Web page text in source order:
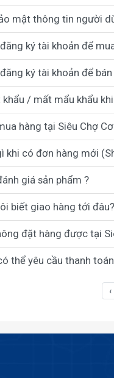
mật thông tin người
ký tài khoản để
ký tài khoản để
khẩu / mất mẩu khẩu
hàng tại Siêu Chợ
khi có đơn hàng mới
giá sản phẩm ?
biết giao hàng tới đâu?
đặt hàng được tại
thể yêu cầu thanh
‹